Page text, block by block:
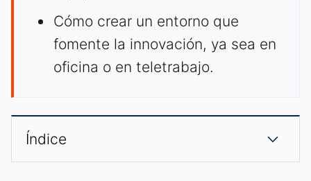
Cómo crear un entorno que
fomente la innovación, ya sea en
oficina o en teletrabajo.
Índice